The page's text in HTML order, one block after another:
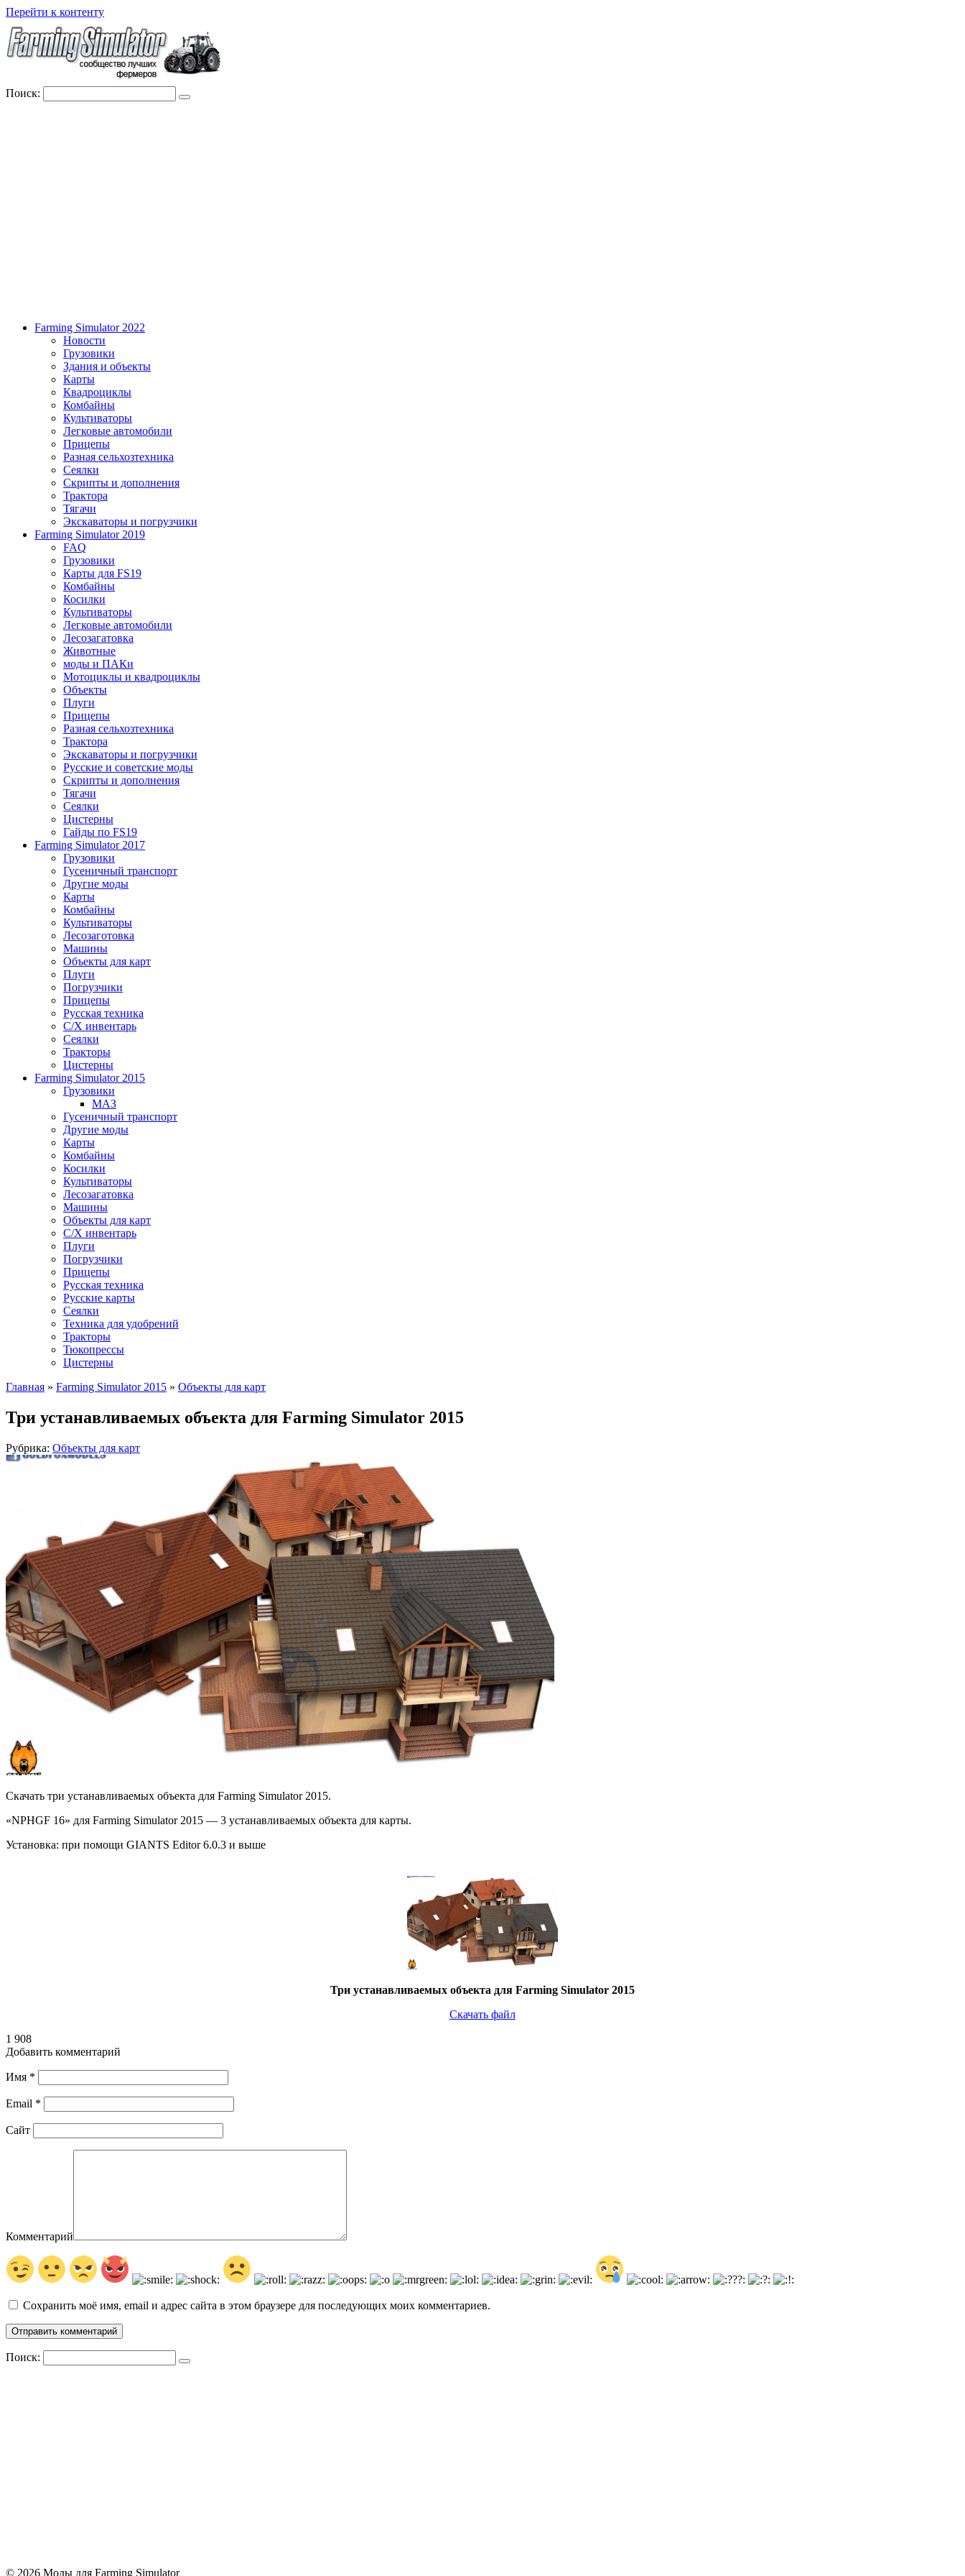
Перейти к контенту
Поиск:
Farming Simulator 2022
Новости
Грузовики
Здания и объекты
Карты
Квадроциклы
Комбайны
Культиваторы
Легковые автомобили
Прицепы
Разная сельхозтехника
Сеялки
Скрипты и дополнения
Трактора
Тягачи
Экскаваторы и погрузчики
Farming Simulator 2019
FAQ
Грузовики
Карты для FS19
Комбайны
Косилки
Культиваторы
Легковые автомобили
Лесозагатовка
Животные
моды и ПАКи
Мотоциклы и квадроциклы
Объекты
Плуги
Прицепы
Разная сельхозтехника
Трактора
Экскаваторы и погрузчики
Русские и советские моды
Скрипты и дополнения
Тягачи
Сеялки
Цистерны
Гайды по FS19
Farming Simulator 2017
Грузовики
Гусеничный транспорт
Другие моды
Карты
Комбайны
Культиваторы
Лесозаготовка
Машины
Объекты для карт
Плуги
Погрузчики
Прицепы
Русская техника
С/Х инвентарь
Сеялки
Тракторы
Цистерны
Farming Simulator 2015
Грузовики
МАЗ
Гусеничный транспорт
Другие моды
Карты
Комбайны
Косилки
Культиваторы
Лесозагатовка
Машины
Объекты для карт
С/Х инвентарь
Плуги
Погрузчики
Прицепы
Русская техника
Русские карты
Сеялки
Техника для удобрений
Тракторы
Тюкопрессы
Цистерны
Главная » Farming Simulator 2015 » Объекты для карт
Три устанавливаемых объекта для Farming Simulator 2015
Рубрика: Объекты для карт
Скачать три устанавливаемых объекта для Farming Simulator 2015.
«NPHGF 16» для Farming Simulator 2015 — 3 устанавливаемых объекта для карты.
Установка: при помощи GIANTS Editor 6.0.3 и выше
Три устанавливаемых объекта для Farming Simulator 2015
Скачать файл
1 908
Добавить комментарий
Имя *
Email *
Сайт
Комментарий
Сохранить моё имя, email и адрес сайта в этом браузере для последующих моих комментариев.
Поиск:
© 2026 Моды для Farming Simulator